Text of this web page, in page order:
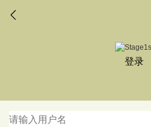
登录